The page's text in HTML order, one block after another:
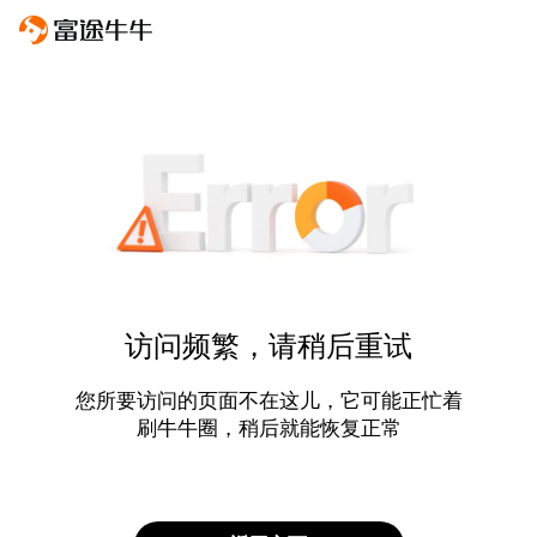
访问频繁，请稍后重试
您所要访问的页面不在这儿，它可能正忙着
刷牛牛圈，稍后就能恢复正常